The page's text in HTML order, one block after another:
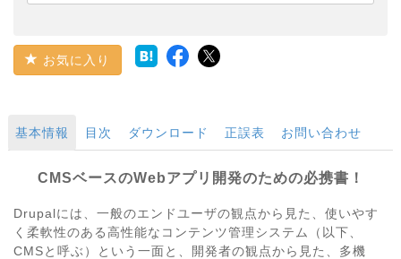
お気に入り
基本情報 目次 ダウンロード 正誤表 お問い合わせ
CMSベースのWebアプリ開発のための必携書！
Drupalには、一般のエンドユーザの観点から見た、使いやす
く柔軟性のある高性能なコンテンツ管理システム（以下、
CMSと呼ぶ）という一面と、開発者の観点から見た、多機